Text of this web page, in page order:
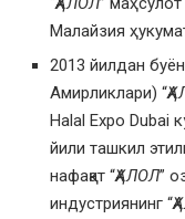
Малайзия
2013 йилдан
Амирликлари) “
Halal Expo Dubai
йили ташкил
нафақат “ҲАЛОЛ”
индустриянинг “